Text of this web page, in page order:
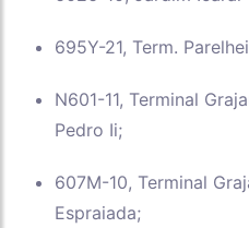
695Y-21, Term.
N601-11, Terminal
Pedro Ii;
607M-10, Terminal
Espraiada;